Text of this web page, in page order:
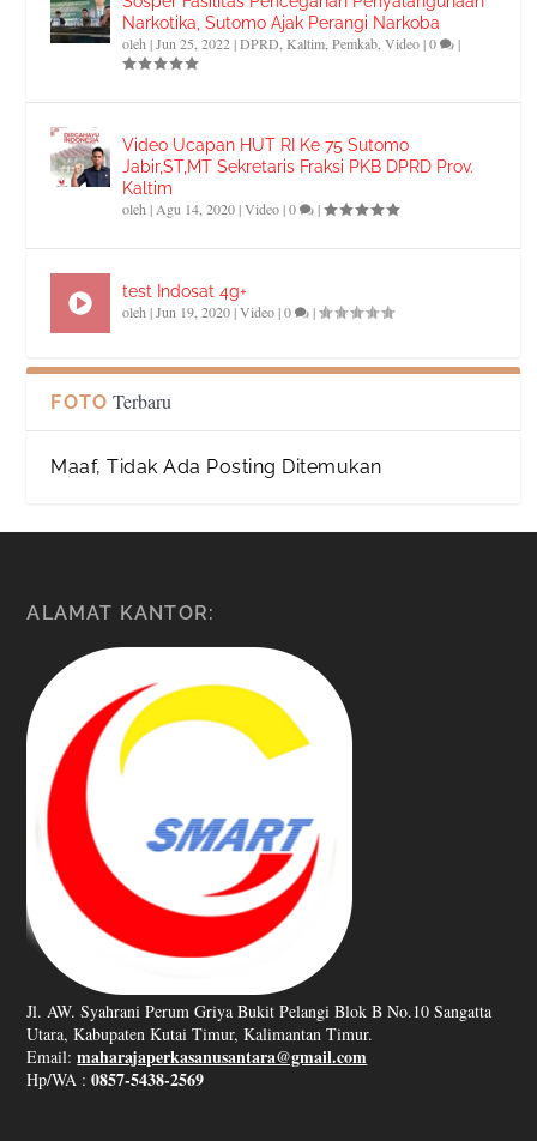
Narkotika, Sutomo Ajak Perangi Narkoba
oleh|Jun 25, 2022|DPRD ,Kaltim ,Pemkab ,Video|0 |
Video Ucapan HUT RI Ke 75 Sutomo
Jabir,ST,MT Sekretaris Fraksi PKB DPRD Prov.
Kaltim
oleh| Agu 14, 2020|Video|0 |
test Indosat 4g+
oleh|Jun 19, 2020|Video|0 |
FOTO Terbaru
Maaf, Tidak Ada Posting Ditemukan
ALAMAT KANTOR:
Jl. AW. Syahrani Perum Griya Bukit Pelangi Blok B No.10 Sangatta
Utara, Kabupaten Kutai Timur, Kalimantan Timur.
Email:maharajaperkasanusantara@gmail.com
Hp/WA :0857-5438-2569